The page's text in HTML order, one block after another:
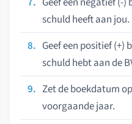
schuld heeft aan jou.
Geef een positief (+)
schuld hebt aan de
Zet de boekdatum
voorgaande jaar.